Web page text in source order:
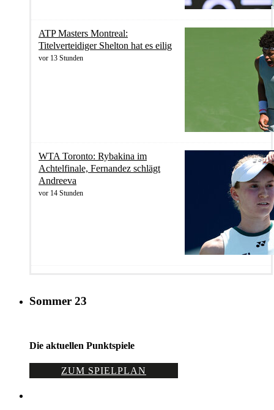
ATP Masters Montreal:
Titelverteidiger Shelton hat es eilig
vor 13 Stunden
WTA Toronto: Rybakina im
Achtelfinale, Fernandez schlägt
Andreeva
vor 14 Stunden
Sommer 23
Die aktuellen Punktspiele
ZUM SPIELPLAN